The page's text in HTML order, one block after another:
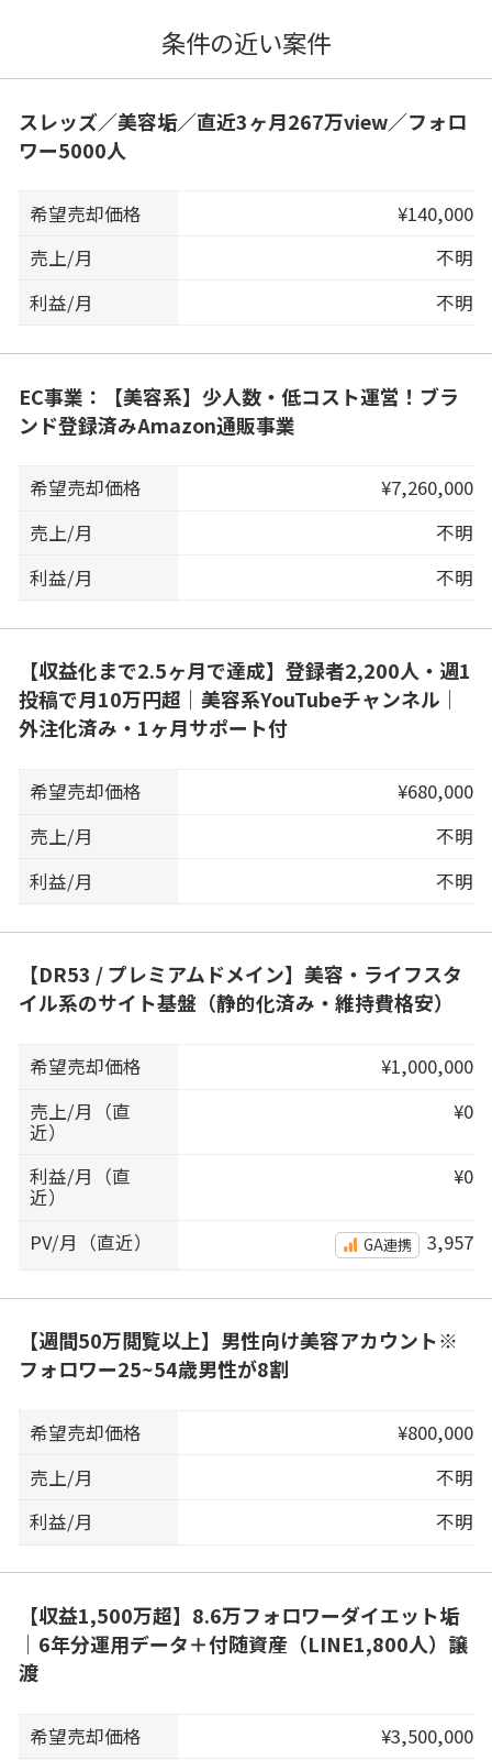
条件の近い案件
スレッズ／美容垢／直近3ヶ月267万view／フォロ
ワー5000人
希望売却価格
¥140,000
売上/月
不明
利益/月
不明
EC事業：【美容系】少人数・低コスト運営！ブラ
ンド登録済みAmazon通販事業
希望売却価格
¥7,260,000
売上/月
不明
利益/月
不明
【収益化まで2.5ヶ月で達成】登録者2,200人・週1
投稿で月10万円超｜美容系YouTubeチャンネル｜
外注化済み・1ヶ月サポート付
希望売却価格
¥680,000
売上/月
不明
利益/月
不明
【DR53 / プレミアムドメイン】美容・ライフスタ
イル系のサイト基盤（静的化済み・維持費格安）
希望売却価格
¥1,000,000
売上/月（直
近）
¥0
利益/月（直
近）
¥0
PV/月（直近） GA連携 3,957
【週間50万閲覧以上】男性向け美容アカウント※
フォロワー25~54歳男性が8割
希望売却価格
¥800,000
売上/月
不明
利益/月
不明
【収益1,500万超】8.6万フォロワーダイエット垢
｜6年分運用データ＋付随資産（LINE1,800人）譲
渡
希望売却価格
¥3,500,000